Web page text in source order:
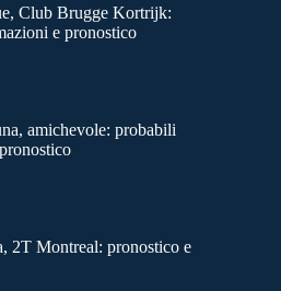
Club Brugge Kortrijk:
e pronostico
amichevole: probabili
2T Montreal: pronostico e